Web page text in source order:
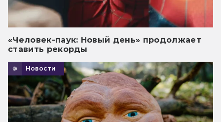
«Человек-паук: Новый день» продолжает
ставить рекорды
Новости